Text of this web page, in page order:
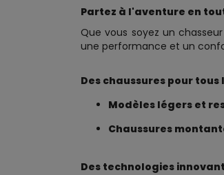
Partez à l'aventure en
Que vous soyez un
une performance et un
Des chaussures pour
Modèles légers et
Chaussures
Des technologies